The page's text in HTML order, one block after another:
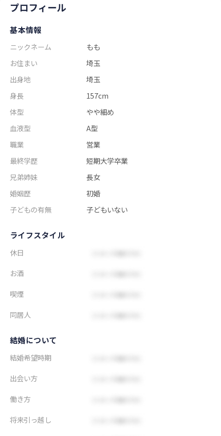
プロフィール
基本情報
ニックネーム
もも
お住まい
埼玉
出身地
埼玉
身長
157cm
体型
やや細め
血液型
A型
職業
営業
最終学歴
短期大学卒業
兄弟姉妹
長女
婚姻歴
初婚
子どもの有無
子どもいない
ライフスタイル
休日
お酒
喫煙
同居人
結婚について
結婚希望時期
出会い方
働き方
将来引っ越し